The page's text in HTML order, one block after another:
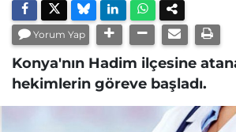
Yorum Yap
Konya'nın Hadim ilçesine
hekimlerin göreve başladı.